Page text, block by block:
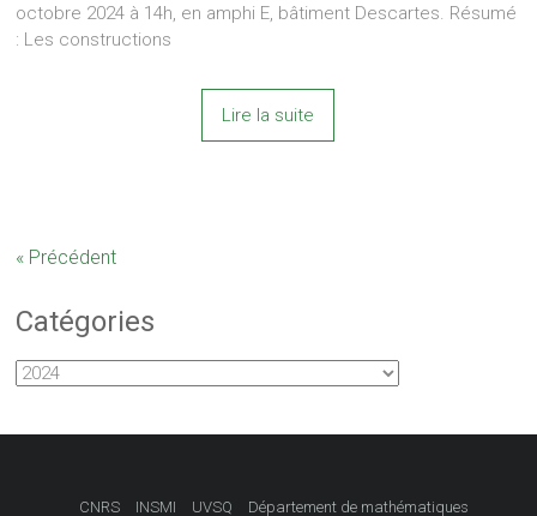
octobre 2024 à 14h, en amphi E, bâtiment Descartes. Résumé
: Les constructions
Lire la suite
« Précédent
Catégories
Catégories
CNRS INSMI UVSQ Département de mathématiques